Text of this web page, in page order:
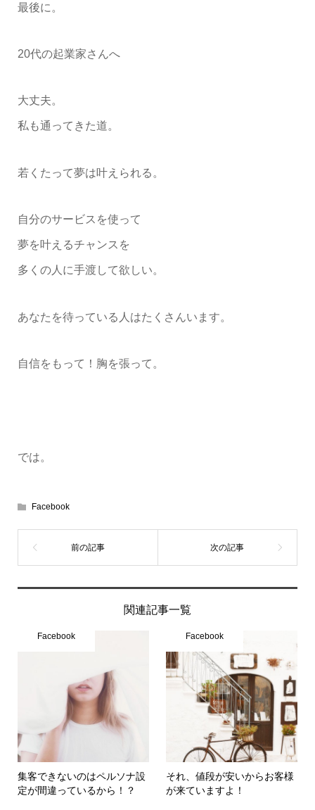
最後に。
20代の起業家さんへ
大丈夫。
私も通ってきた道。
若くたって夢は叶えられる。
自分のサービスを使って
夢を叶えるチャンスを
多くの人に手渡して欲しい。
あなたを待っている人はたくさんいます。
自信をもって！胸を張って。
では。
Facebook
関連記事一覧
Facebook
集客できないのはペルソナ設
定が間違っているから！？
Facebook
それ、値段が安いからお客様
が来ていますよ！